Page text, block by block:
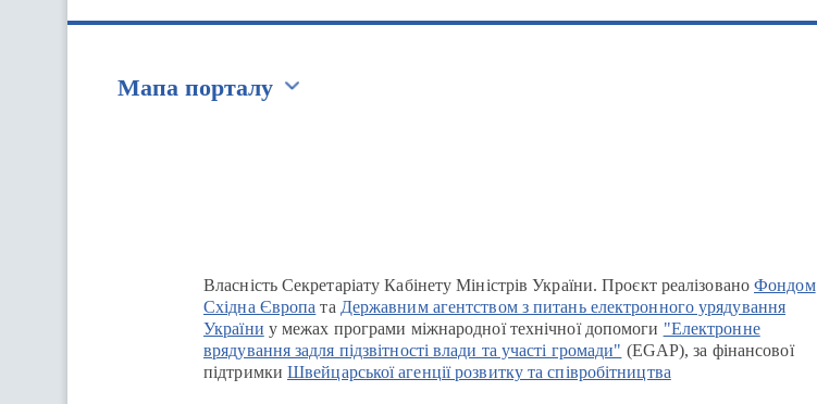
Мапа порталу
Власність Секретаріату Кабінету Міністрів України. Проєкт реалізованоФондом
Східна Європа та Державним агентством з питань електронного урядування
України у межах програми міжнародної технічної допомоги "Електронне
врядування задля підзвітності влади та участі громади" (EGAP), за фінансової
підтримки Швейцарської агенції розвитку та співробітництва